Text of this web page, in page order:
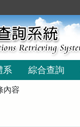
系 綜合查詢
內容